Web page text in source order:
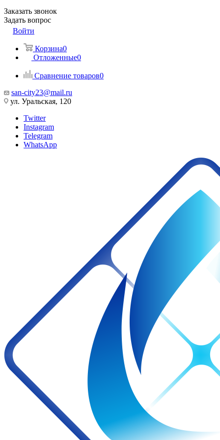
Заказать звонок
Задать вопрос
Войти
Корзина0
Отложенные0
Сравнение товаров0
san-city23@mail.ru
ул. Уральская, 120
Twitter
Instagram
Telegram
WhatsApp